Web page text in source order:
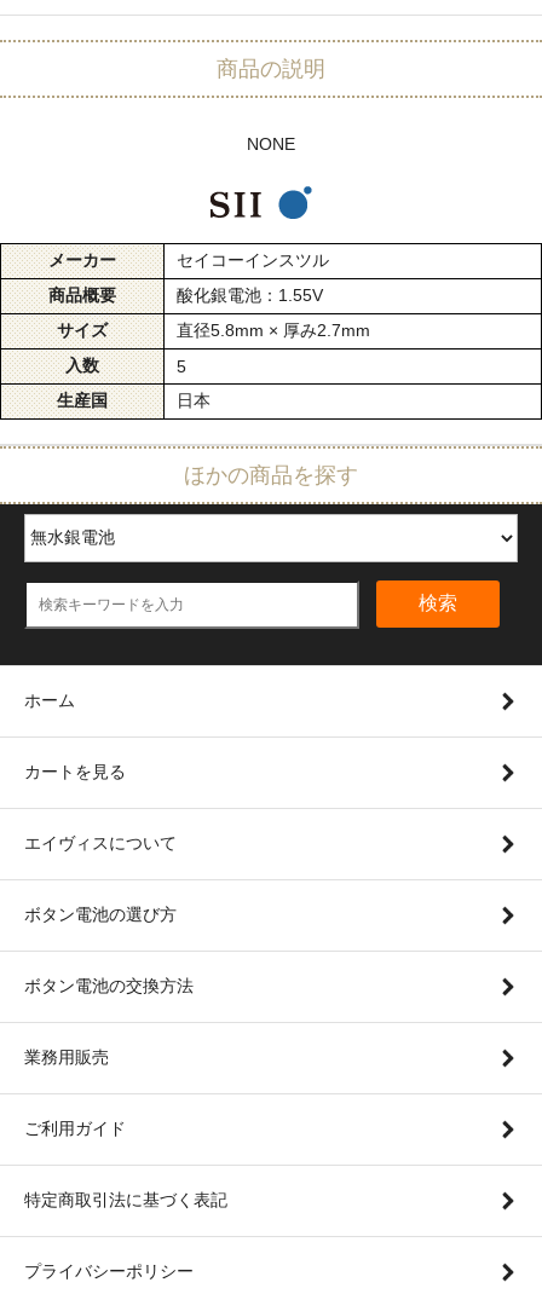
商品の説明
NONE
メーカー
セイコーインスツル
商品概要
酸化銀電池：1.55V
サイズ
直径5.8mm × 厚み2.7mm
入数
5
生産国
日本
ほかの商品を探す
検索
ホーム
カートを見る
エイヴィスについて
ボタン電池の選び方
ボタン電池の交換方法
業務用販売
ご利用ガイド
特定商取引法に基づく表記
プライバシーポリシー